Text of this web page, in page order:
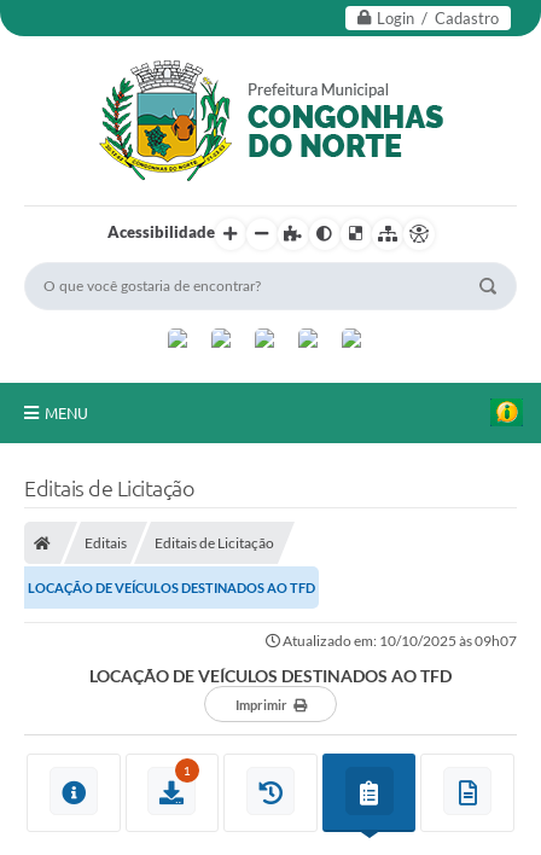
Login / Cadastro
Acessibilidade
MENU
Ouvidoria
Legislação
Telefones Úteis
Editais de Licitação
Editais Editais de Licitação
LOCAÇÃO DE VEÍCULOS DESTINADOS AO TFD
Atualizado em: 10/10/2025 às 09h07
LOCAÇÃO DE VEÍCULOS DESTINADOS AO TFD
Imprimir
1